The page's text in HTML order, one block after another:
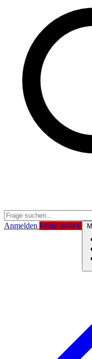
Anmelden Frage stellen